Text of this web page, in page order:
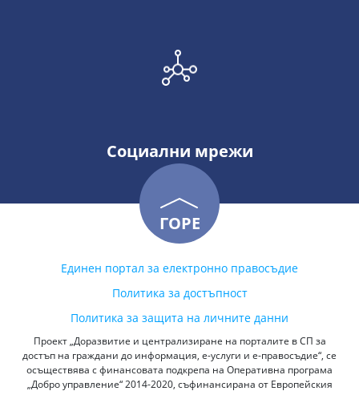
Социални мрежи
ГОРЕ
Единен портал за електронно правосъдие
Политика за достъпност
Политика за защита на личните данни
Проект „Доразвитие и централизиране на порталите в СП за
достъп на граждани до информация, е-услуги и е-правосъдие“, се
осъществява с финансовата подкрепа на Оперативна програма
„Добро управление“ 2014-2020, съфинансирана от Европейския